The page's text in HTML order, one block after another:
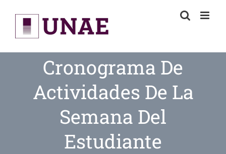
content
Cronograma De
Actividades De La
Semana Del
Estudiante